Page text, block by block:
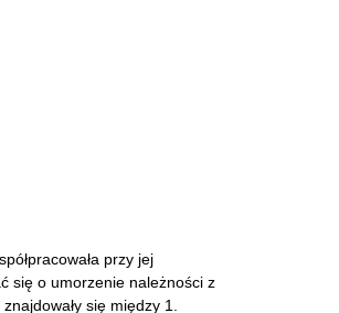
przy jej
się o umorzenie należności z
się między 1.